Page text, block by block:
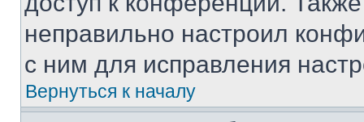
неправильно настроил
с ним для исправления
Вернуться к началу